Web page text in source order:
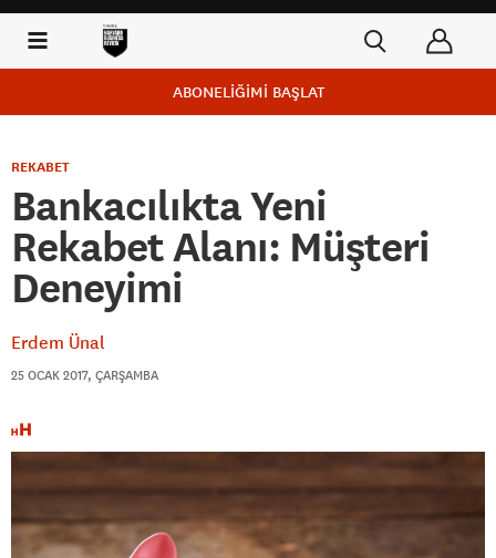
ABONELİĞİMİ BAŞLAT
REKABET
Bankacılıkta Yeni
Rekabet Alanı: Müşteri
Deneyimi
Erdem Ünal
25 OCAK 2017, ÇARŞAMBA